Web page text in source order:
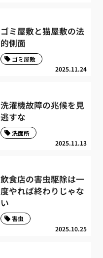
ゴミ屋敷と猫屋敷の法
的側面
2025.11.24
ゴミ屋敷
洗濯機故障の兆候を見
逃すな
2025.11.13
洗面所
飲食店の害虫駆除は一
度やれば終わりじゃな
い
2025.10.25
害虫